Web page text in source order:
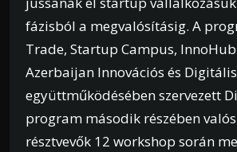
fázisból a megvalósításig. A
Trade, Startup Campus,
Azerbaijan Innovációs és
együttműködésében szervezett
program második részében
résztvevők 12 workshop során